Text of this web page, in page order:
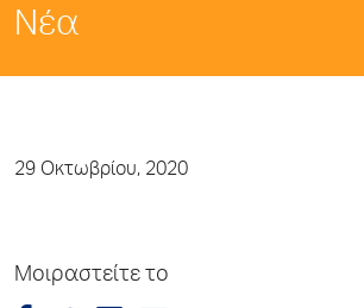
Νέα
29 Οκτωβρίου, 2020
Μοιραστείτε το